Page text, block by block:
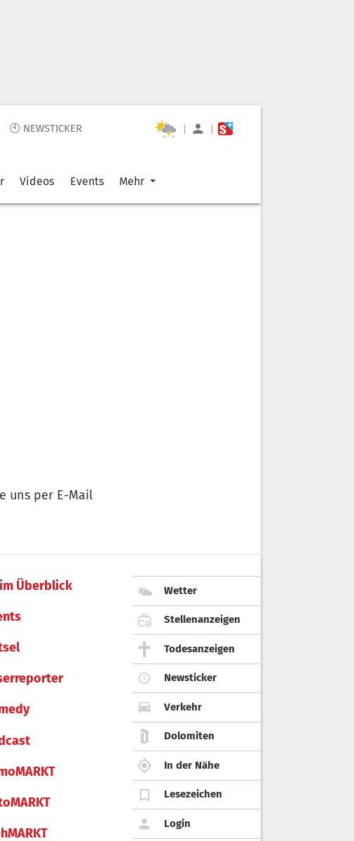
🕙 NEWSTICKER | |
Videos Events Mehr
uns per E-Mail
Überblick Wetter
Stellenanzeigen
Todesanzeigen
Newsticker
Verkehr
Dolomiten
In der Nähe
Lesezeichen
Login